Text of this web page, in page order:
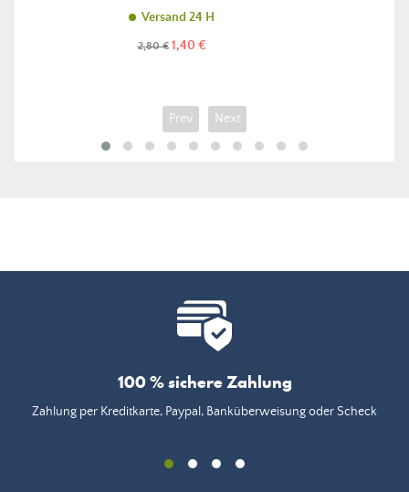
Versand 24 H
Regulärer
2,80 € Preis
1,40 €
Prev Next
100 % sichere Zahlung
Zahlung per Kreditkarte, Paypal, Banküberweisung oder Scheck